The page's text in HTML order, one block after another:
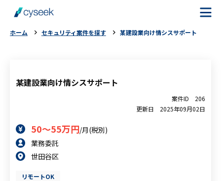
案件を探す
ご利用者様の声
よくある質問
ホーム セキュリティ案件を探す 某建設業向け情シスサポート
某建設業向け情シスサポート
案件ID
206
更新日
2025年09月02日
50～55万円/月(税別)
業務委託
世田谷区
リモートOK